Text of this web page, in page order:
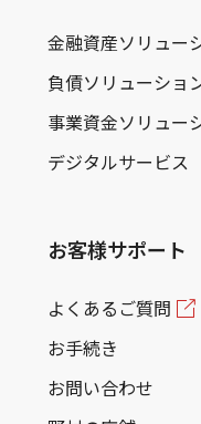
金融資産ソリュー
負債ソリューショ
事業資金ソリュー
デジタルサービス
お客様サポート
よくあるご質問
お手続き
お問い合わせ